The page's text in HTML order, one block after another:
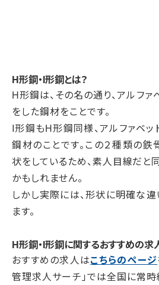
H形鋼・I形鋼とは？
H形鋼は、その名の通り、アルファ
をした鋼材をことです。
I形鋼もH形鋼同様、アルファベッ
鋼材のことです。この２種類の
状をしているため、素人目線だと
かもしれません。
しかし実際には、形状に明確な
ます。
H形鋼・I形鋼に関するおすすめの求
おすすめの求人はこちらのページ
管理求人サーチ」では全国に常